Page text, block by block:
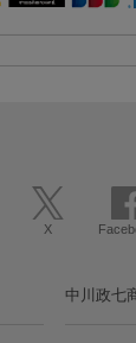
X
中川政七